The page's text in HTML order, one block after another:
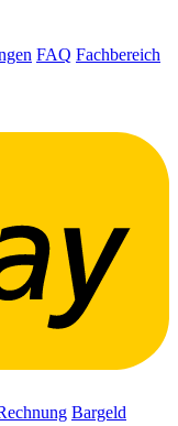
FAQ Fachbereich
Bargeld